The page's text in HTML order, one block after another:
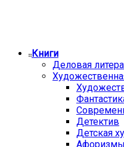
Книги
Деловая
Детектив
Детская